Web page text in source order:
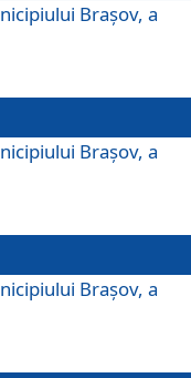
Braşov, a
Brașov, a
Braşov, a